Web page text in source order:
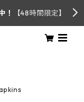
！ 【48時間限定】